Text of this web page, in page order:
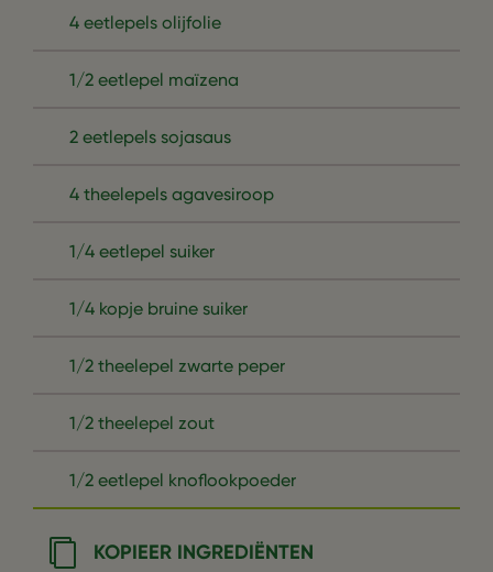
4 eetlepels olijfolie
1/2 eetlepel maïzena
2 eetlepels sojasaus
4 theelepels agavesiroop
1/4 eetlepel suiker
1/4 kopje bruine suiker
1/2 theelepel zwarte peper
1/2 theelepel zout
1/2 eetlepel knoflookpoeder
KOPIEER INGREDIËNTEN